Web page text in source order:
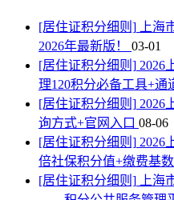
[居住证积分细则] 上海
2026年最新版！ 03-01
[居住证积分细则] 2026
理120积分必备工具+通
[居住证积分细则] 2026
询方式+官网入口 08-06
[居住证积分细则] 2026
倍社保积分值+缴费基数
[居住证积分细则] 上海